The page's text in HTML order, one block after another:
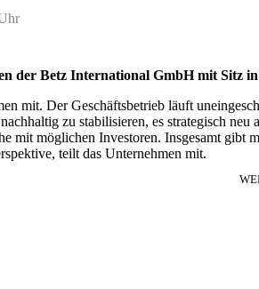
der Betz International GmbH mit Sitz
mit. Der Geschäftsbetrieb läuft
zu stabilisieren, es strategisch
mit möglichen Investoren. Insgesamt gibt
teilt das Unternehmen mit.